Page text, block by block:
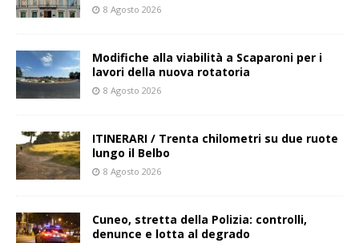
8 Agosto 2026
Modifiche alla viabilità a Scaparoni per i
lavori della nuova rotatoria
8 Agosto 2026
ITINERARI / Trenta chilometri su due ruote
lungo il Belbo
8 Agosto 2026
Cuneo, stretta della Polizia: controlli,
denunce e lotta al degrado